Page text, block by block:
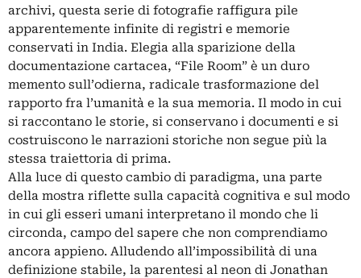
archivi, questa serie di fotografie raffigura pile
apparentemente infinite di registri e memorie
conservati in India. Elegia alla sparizione della
documentazione cartacea, “File Room” è un duro
memento sull’odierna, radicale trasformazione del
rapporto fra l’umanità e la sua memoria. Il modo in cui
si raccontano le storie, si conservano i documenti e si
costruiscono le narrazioni storiche non segue più la
stessa traiettoria di prima.
Alla luce di questo cambio di paradigma, una parte
della mostra riflette sulla capacità cognitiva e sul modo
in cui gli esseri umani interpretano il mondo che li
circonda, campo del sapere che non comprendiamo
ancora appieno. Alludendo all’impossibilità di una
definizione stabile, la parentesi al neon di Jonathan